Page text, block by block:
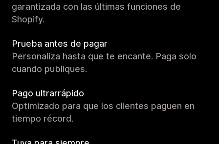
garantizada con las últimas funciones de
Shopify.
Prueba antes de pagar
Personaliza hasta que te encante. Paga solo
cuando publiques.
Pago ultrarrápido
Optimizado para que los clientes paguen en
tiempo récord.